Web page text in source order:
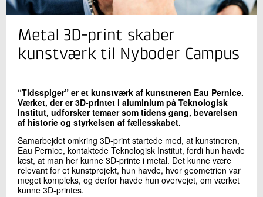
Jeg er din kontaktperson
Brian Lykke Christensen
Sektionsleder
Industriel 3D print
LinkedIn
Skriv til mig
Metal 3D-print skaber
kunstværk til Nyboder Campus
“Tidsspiger” er et kunstværk af kunstneren Eau Pernice.
Værket, der er 3D-printet i aluminium på Teknologisk
Institut, udforsker temaer som tidens gang, bevarelsen
af historie og styrkelsen af fællesskabet.
Samarbejdet omkring 3D-print startede med, at kunstneren,
Eau Pernice, kontaktede Teknologisk Institut, fordi hun havde
læst, at man her kunne 3D-printe i metal. Det kunne være
relevant for et kunstprojekt, hun havde, hvor geometrien var
meget kompleks, og derfor havde hun overvejet, om værket
kunne 3D-printes.